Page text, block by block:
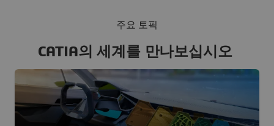
주요 토픽
CATIA의 세계를 만나보십시오